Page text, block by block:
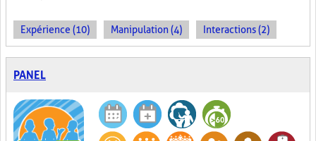
Expérience (10) Manipulation (4) Interactions (2)
PANEL